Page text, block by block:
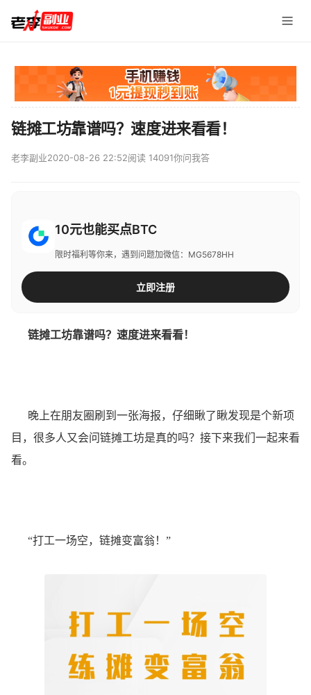
链摊工坊靠谱吗？速度进来看看！
老李副业2020-08-26 22:52阅读 14091你问我答
10元也能买点BTC
限时福利等你来，遇到问题加微信：MG5678HH
立即注册
链摊工坊靠谱吗？速度进来看看！
晚上在朋友圈刷到一张海报，仔细瞅了瞅发现是个新项
目，很多人又会问链摊工坊是真的吗？接下来我们一起来看
看。
“打工一场空，链摊变富翁！”